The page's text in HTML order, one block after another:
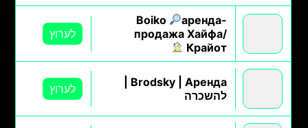
Boiko
аренда-
продажа Хайфа/
Крайот
לערוץ
להשכרה
לערוץ